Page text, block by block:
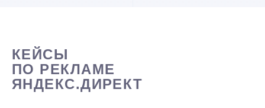
КЕЙСЫ
ПО РЕКЛАМЕ
ЯНДЕКС.ДИРЕКТ